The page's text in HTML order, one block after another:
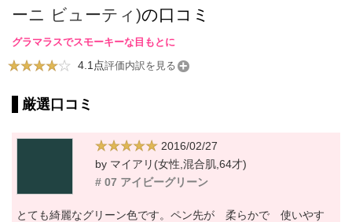
ーニ ビューティ)の口コミ
グラマラスでスモーキーな目もとに
4.1点評価内訳を見る
厳選口コミ
2016/02/27
by マイアリ(女性,混合肌,64才)
# 07 アイビーグリーン
とても綺麗なグリーン色です。ペン先が 柔らかで 使いやす